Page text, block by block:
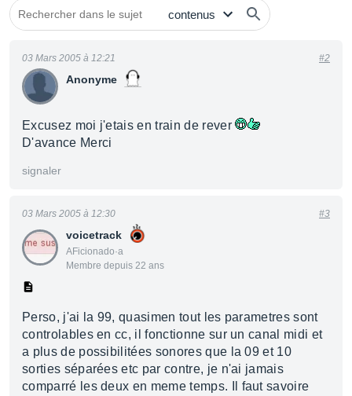
Anonyme
03 Mars 2005 à 12:21 #2
Excusez moi j'etais en train de rever
D'avance Merci
signaler
voicetrack
AFicionado·a
Membre depuis 22 ans
03 Mars 2005 à 12:30 #3
Perso, j'ai la 99, quasimen tout les parametres sont
controlables en cc, il fonctionne sur un canal midi et
a plus de possibilitées sonores que la 09 et 10
sorties séparées etc par contre, je n'ai jamais
comparré les deux en meme temps. Il faut savoire